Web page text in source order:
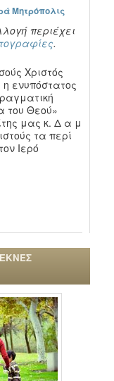
Μητρόπολις
περιέχει
.
Χριστός
η ενυπόστατος
του Θεού»
μας κ. Δ α μ
τα περί
Ιερό